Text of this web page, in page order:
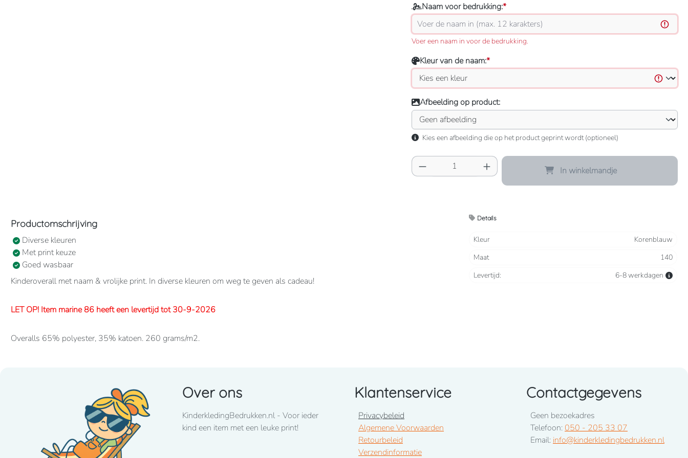
Naam voor bedrukking:*
Voer een naam in voor de bedrukking.
Kleur van de naam:*
Afbeelding op product:
Kies een afbeelding die op het product geprint wordt (optioneel)
Producthoeveelheid: Voer de gewenste
In winkelmandje
Productomschrijving
Diverse kleuren
Met print keuze
Goed wasbaar
Kinderoverall met naam & vrolijke print. In diverse kleuren om weg te geven als cadeau!
LET OP! Item marine 86 heeft een levertijd tot 30-9-2026
Overalls 65% polyester, 35% katoen. 260 grams/m2.
Lettertype wat standaard wordt toegepast: CooperBlack
Voor spoed levering dient u altijd telefonisch contact met ons op te nemen! 050-2053307
LET OP! Item fuchsia 86 heeft een lange levertijd tot eind januari 2026
Details
Kleur
Korenblauw
Maat
140
Levertijd:
6-8 werkdagen
Over ons
KinderkledingBedrukken.nl - Voor ieder
kind een item met een leuke print!
Klantenservice
Privacybeleid
Algemene Voorwaarden
Retourbeleid
Verzendinformatie
Contactgegevens
Geen bezoekadres
Telefoon: 050 - 205 33 07
Email: info@kinderkledingbedrukken.nl